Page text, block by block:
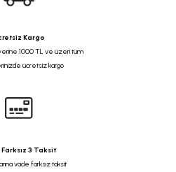
Kargo
1000 TL ve üzeri tüm
ücretsiz kargo
3 Taksit
vade farksız taksit